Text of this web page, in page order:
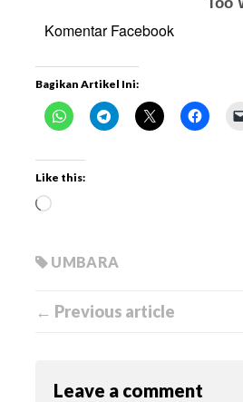
Komentar Facebook
Bagikan Artikel Ini:
Like this:
UMBARA
← Previous article
Leave a comment